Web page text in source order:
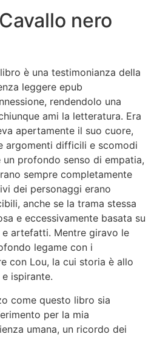
nero
è una testimonianza della
leggere epub
rendendolo una
ami la letteratura. Era
apertamente il suo cuore,
argomenti difficili e scomodi
profondo senso di empatia,
sempre completamente
dei personaggi erano
anche se la trama stessa
e eccessivamente basata su
artefatti. Mentre giravo le
legame con i
con Lou, la cui storia è allo
ispirante.
come questo libro sia
per la mia
umana, un ricordo dei